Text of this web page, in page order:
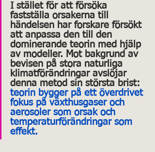
I stället för att försöka
fastställa orsakerna till
händelsen har forskare försökt
att anpassa den till den
dominerande teorin med hjälp
av modeller. Mot bakgrund av
bevisen på stora naturliga
klimatförändringar avslöjar
denna metod sin största brist:
teorin bygger på ett överdrivet
fokus på växthusgaser och
aerosoler som orsak och
temperaturförändringar som
effekt.